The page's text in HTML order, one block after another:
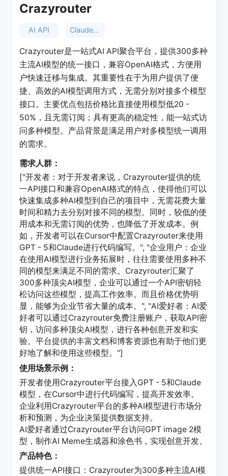
Crazyrouter
AI API Claude API keys
Crazyrouter是一站式AI API聚合平台，提供300多种
主流AI模型的统一接口，兼容OpenAI格式，方便用
户快速迁移与集成。其重要性在于为用户提供了便
捷、高效的AI模型调用方式，无需分别对接多个模型
接口。主要优点包括价格比直接使用模型低20 -
50%，且无需订阅；具有更高的稳定性，能一站式访
问多种模型。产品背景是满足用户对多模型统一调用
的需求。
需求人群：
["开发者：对于开发者来说，Crazyrouter提供的统
一API接口和兼容OpenAI格式的特点，使得他们可以
快速集成多种AI模型到自己的项目中，无需花费大量
时间和精力去分别对接不同的模型。同时，较低的使
用成本和无需订阅的优势，也降低了开发成本。例
如，开发者可以在Cursor中配置Crazyrouter来使用
GPT - 5和Claude进行代码编写。", "企业用户：企业
在使用AI模型进行业务拓展时，往往需要使用多种不
同的模型来满足不同的需求。Crazyrouter汇聚了
300多种顶尖AI模型，企业可以通过一个API密钥轻
松访问这些模型，提高工作效率。而且价格优势明
显，能够为企业节省大量的成本。", "AI爱好者：AI爱
好者可以通过Crazyrouter免费注册账户，获取API密
钥，访问多种顶尖AI模型，进行各种创意开发和实
验。平台提供的丰富文档和博客资源也有助于他们更
好地了解和使用这些模型。"]
使用场景示例：
开发者使用Crazyrouter平台接入GPT - 5和Claude
模型，在Cursor中进行代码编写，提高开发效率。
企业利用Crazyrouter平台的多种AI模型进行市场分
析和预测，为企业决策提供数据支持。
AI爱好者通过Crazyrouter平台访问GPT image 2模
型，制作AI Meme生成器和涂色书，实现创意开发。
产品特色：
提供统一API接口：Crazyrouter为300多种主流AI模